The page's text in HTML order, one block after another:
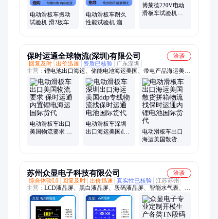
电动滑板车振动
试验机 滑2板车折
电动滑板车耐久
性能试验机 溜冰
博莱德220V电动
滑板车试验机
保时运通全球物流(深圳)有限公司
洽谈
回复及时 出价迅速 资质已核验
广东深圳
主营： 锂电池出口海运、储能电池海运美国、带电产品海运美
国、双清到门、DG 柜订舱、散货海运、fba海运、电动车海运出
口、电池国际海运、锂电池国际货代、美森海运、zim以星、快
船fba、退货换标、内锂电池出口运输、9类危险品运输、电池出
口货代、电动自行车出口、电池整柜ddp ddu、电池一件代发、
海外仓一件代发、海外仓电池维修、储能电池、2类危险品出口
电动滑板车出口
美国物流要求 保
电动滑板车深圳
出口海运美国ddp
电动滑板车出口
海运美国散货拼
苏州众显电子科技有限公司
洽谈
综合体验L0
回复及时 出价迅速 真实性已核验 江苏苏州
主营： LCD液晶屏、黑白液晶屏、段码液晶屏、智能水气表、燃
气表液晶屏、电表液晶屏、水表液晶屏、温控器液晶屏、电动工
具液晶屏、OLED屏、TFT彩屏、1.44寸彩屏、0.71寸彩屏、2.4寸
彩屏、2.8寸彩屏、7寸彩屏、彩色液晶屏、大尺寸液晶屏、小尺